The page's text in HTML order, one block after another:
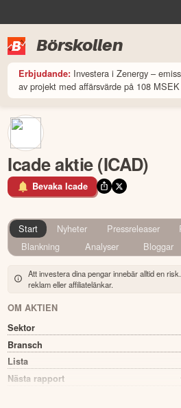
Börskollen
Erbjudande: Investera i Zenergy –
av projekt med affärsvärde på 108
Icade aktie (ICAD)
Bevaka Icade
Start Nyheter Pressreleaser
Blankning
Analyser Bloggar
Att investera dina pengar innebär alltid en
reklam eller affiliatelänkar.
OM AKTIEN
Sektor
Bransch
Lista
Nästa rapport